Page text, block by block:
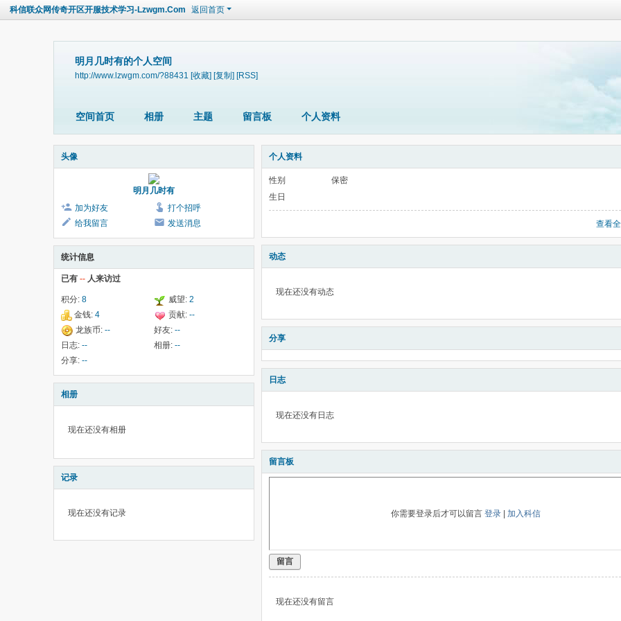
科信联众网传奇开区开服技术学习-Lzwgm.Com 返回首页
明月几时有的个人空间
http://www.lzwgm.com/?88431 [收藏] [复制] [RSS]
空间首页 相册 主题 留言板 个人资料
头像
明月几时有
加为好友
打个招呼
给我留言
发送消息
统计信息
已有 -- 人来访过
积分: 8 威望: 2
金钱: 4 贡献: --
龙族币: -- 好友: --
日志: -- 相册: --
分享: --
相册
现在还没有相册
记录
现在还没有记录
个人资料
性别
保密
生日
查看
动态
现在还没有动态
分享
日志
现在还没有日志
留言板
你需要登录后才可以留言 登录 加入科信
留言
现在还没有留言